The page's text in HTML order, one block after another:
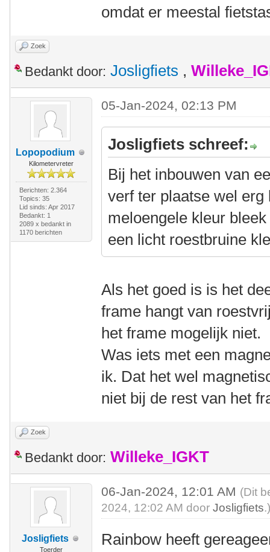
omdat er meestal
Zoek
Bedankt door: Josligfiets ,
Lopopodium
Kilometervreter
Berichten: 2.364
Topics: 35
Lid sinds: Apr 2017
Bedankt: 1
2089 x bedankt in
1170 berichten
05-Jan-2024, 02:13 PM
Josligfiets schreef:
Bij het inbouwen van
verf ter plaatse wel erg
meloengele kleur
een licht roestbruine
Als het goed is is het
frame hangt van
het frame mogelijk niet.
Was iets met een
ik. Dat het wel
niet bij de rest van het
Zoek
Bedankt door: Willeke_IGKT
Josligfiets
Toerder
06-Jan-2024, 12:01 AM (Dit
2024, 12:02 AM doorJosligfiets
Rainbow heeft